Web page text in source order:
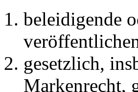
beleidigende
gesetzlich,
Markenrecht,